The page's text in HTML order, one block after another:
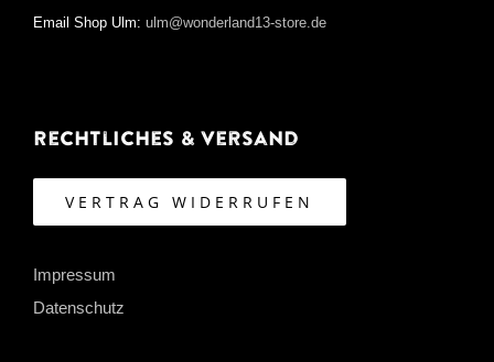
Email Shop Ulm: ulm@wonderland13-store.de
Rechtliches & Versand
VERTRAG WIDERRUFEN
Impressum
Datenschutz